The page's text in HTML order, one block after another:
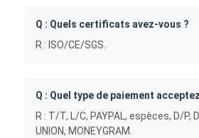
Q : Quels certificats avez-vous ?
R : ISO/CE/SGS.
Q : Quel type de paiement
R : T/T, L/C, PAYPAL, espèces, D/P,
UNION, MONEYGRAM.